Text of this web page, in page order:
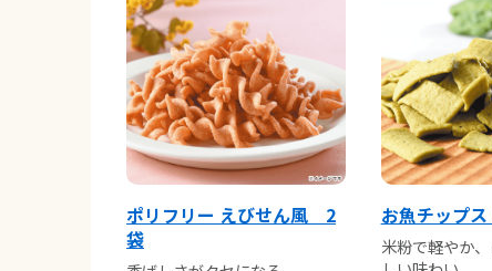
ポリフリー えびせん風 2
袋
お魚チップ
米粉で軽やか